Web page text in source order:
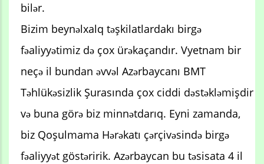
bilər.
Bizim beynəlxalq təşkilatlardakı birgə
fəaliyyətimiz də çox ürəkaçandır. Vyetnam bir
neçə il bundan əvvəl Azərbaycanı BMT
Təhlükəsizlik Şurasında çox ciddi dəstəkləmişdir
və buna görə biz minnətdarıq. Eyni zamanda,
biz Qoşulmama Hərəkatı çərçivəsində birgə
fəaliyyət göstəririk. Azərbaycan bu təsisata 4 il